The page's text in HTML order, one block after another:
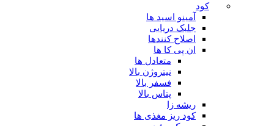
کود
آمینو اسید ها
جلبک دریایی
اصلاح کنندها
ان پی کا ها
متعادل ها
نیتروژن بالا
فسفر بالا
پتاس بالا
ریشه زا
کود ریز مغذی ها